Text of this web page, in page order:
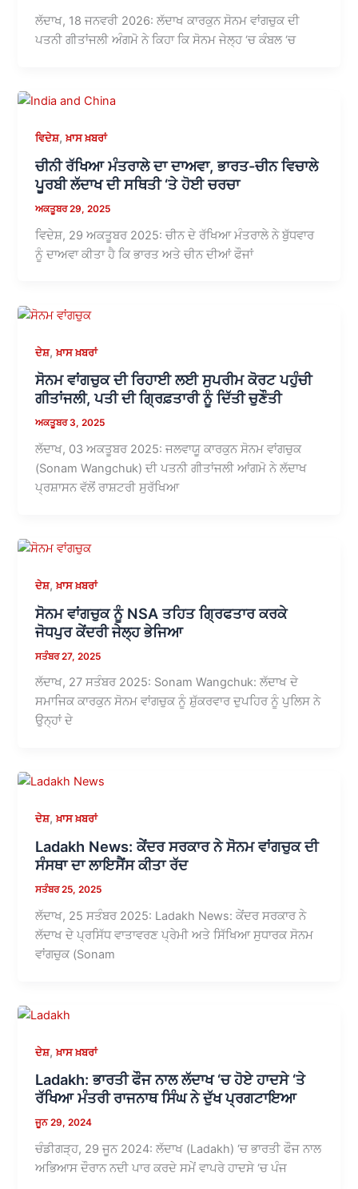
ਲੱਦਾਖ, 18 ਜਨਵਰੀ 2026: ਲੱਦਾਖ ਕਾਰਕੁਨ ਸੋਨਮ ਵਾਂਗਚੁਕ ਦੀ
ਪਤਨੀ ਗੀਤਾਂਜਲੀ ਅੰਗਮੋ ਨੇ ਕਿਹਾ ਕਿ ਸੋਨਮ ਜੇਲ੍ਹ ‘ਚ ਕੰਬਲ ‘ਚ
ਵਿਦੇਸ਼,ਖ਼ਾਸ ਖ਼ਬਰਾਂ
ਚੀਨੀ ਰੱਖਿਆ ਮੰਤਰਾਲੇ ਦਾ ਦਾਅਵਾ, ਭਾਰਤ-ਚੀਨ ਵਿਚਾਲੇ
ਪੂਰਬੀ ਲੱਦਾਖ ਦੀ ਸਥਿਤੀ ‘ਤੇ ਹੋਈ ਚਰਚਾ
ਅਕਤੂਬਰ 29, 2025
ਵਿਦੇਸ਼, 29 ਅਕਤੂਬਰ 2025: ਚੀਨ ਦੇ ਰੱਖਿਆ ਮੰਤਰਾਲੇ ਨੇ ਬੁੱਧਵਾਰ
ਨੂੰ ਦਾਅਵਾ ਕੀਤਾ ਹੈ ਕਿ ਭਾਰਤ ਅਤੇ ਚੀਨ ਦੀਆਂ ਫੌਜਾਂ
ਦੇਸ਼,ਖ਼ਾਸ ਖ਼ਬਰਾਂ
ਸੋਨਮ ਵਾਂਗਚੁਕ ਦੀ ਰਿਹਾਈ ਲਈ ਸੁਪਰੀਮ ਕੋਰਟ ਪਹੁੰਚੀ
ਗੀਤਾਂਜਲੀ, ਪਤੀ ਦੀ ਗ੍ਰਿਫ਼ਤਾਰੀ ਨੂੰ ਦਿੱਤੀ ਚੁਣੌਤੀ
ਅਕਤੂਬਰ 3, 2025
ਲੱਦਾਖ, 03 ਅਕਤੂਬਰ 2025: ਜਲਵਾਯੂ ਕਾਰਕੁਨ ਸੋਨਮ ਵਾਂਗਚੁਕ
(Sonam Wangchuk) ਦੀ ਪਤਨੀ ਗੀਤਾਂਜਲੀ ਆਂਗਮੋ ਨੇ ਲੱਦਾਖ
ਪ੍ਰਸ਼ਾਸਨ ਵੱਲੋਂ ਰਾਸ਼ਟਰੀ ਸੁਰੱਖਿਆ
ਦੇਸ਼,ਖ਼ਾਸ ਖ਼ਬਰਾਂ
ਸੋਨਮ ਵਾਂਗਚੁਕ ਨੂੰ NSA ਤਹਿਤ ਗ੍ਰਿਫਤਾਰ ਕਰਕੇ
ਜੋਧਪੁਰ ਕੇਂਦਰੀ ਜੇਲ੍ਹ ਭੇਜਿਆ
ਸਤੰਬਰ 27, 2025
ਲੱਦਾਖ, 27 ਸਤੰਬਰ 2025: Sonam Wangchuk: ਲੱਦਾਖ ਦੇ
ਸਮਾਜਿਕ ਕਾਰਕੁਨ ਸੋਨਮ ਵਾਂਗਚੁਕ ਨੂੰ ਸ਼ੁੱਕਰਵਾਰ ਦੁਪਹਿਰ ਨੂੰ ਪੁਲਿਸ ਨੇ
ਉਨ੍ਹਾਂ ਦੇ
ਦੇਸ਼,ਖ਼ਾਸ ਖ਼ਬਰਾਂ
Ladakh News: ਕੇਂਦਰ ਸਰਕਾਰ ਨੇ ਸੋਨਮ ਵਾਂਗਚੁਕ ਦੀ
ਸੰਸਥਾ ਦਾ ਲਾਇਸੈਂਸ ਕੀਤਾ ਰੱਦ
ਸਤੰਬਰ 25, 2025
ਲੱਦਾਖ, 25 ਸਤੰਬਰ 2025: Ladakh News: ਕੇਂਦਰ ਸਰਕਾਰ ਨੇ
ਲੱਦਾਖ ਦੇ ਪ੍ਰਸਿੱਧ ਵਾਤਾਵਰਣ ਪ੍ਰੇਮੀ ਅਤੇ ਸਿੱਖਿਆ ਸੁਧਾਰਕ ਸੋਨਮ
ਵਾਂਗਚੁਕ (Sonam
ਦੇਸ਼,ਖ਼ਾਸ ਖ਼ਬਰਾਂ
Ladakh: ਭਾਰਤੀ ਫੌਜ ਨਾਲ ਲੱਦਾਖ ‘ਚ ਹੋਏ ਹਾਦਸੇ ‘ਤੇ
ਰੱਖਿਆ ਮੰਤਰੀ ਰਾਜਨਾਥ ਸਿੰਘ ਨੇ ਦੁੱਖ ਪ੍ਰਗਟਾਇਆ
ਜੂਨ 29, 2024
ਚੰਡੀਗੜ੍ਹ, 29 ਜੂਨ 2024: ਲੱਦਾਖ (Ladakh) ‘ਚ ਭਾਰਤੀ ਫੌਜ ਨਾਲ
ਅਭਿਆਸ ਦੌਰਾਨ ਨਦੀ ਪਾਰ ਕਰਦੇ ਸਮੇਂ ਵਾਪਰੇ ਹਾਦਸੇ ‘ਚ ਪੰਜ